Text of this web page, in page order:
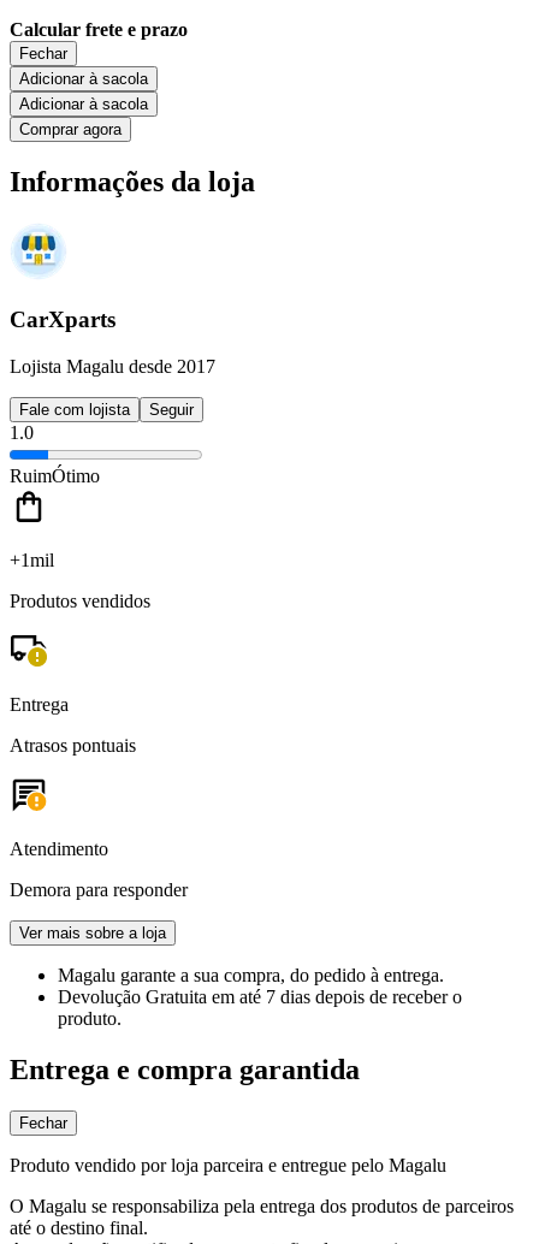
Calcular frete e prazo
Fechar
Adicionar à sacola
Adicionar à sacola
Comprar agora
Informações da loja
CarXparts
Lojista Magalu desde 2017
Fale com lojista Seguir
1.0
RuimÓtimo
+1mil
Produtos vendidos
Entrega
Atrasos pontuais
Atendimento
Demora para responder
Ver mais sobre a loja
Magalu garante a sua compra, do pedido à entrega.
Devolução Gratuita em até 7 dias depois de receber o
produto.
Entrega e compra garantida
Fechar
Produto vendido por loja parceira e entregue pelo Magalu
O Magalu se responsabiliza pela entrega dos produtos de parceiros
até o destino final.